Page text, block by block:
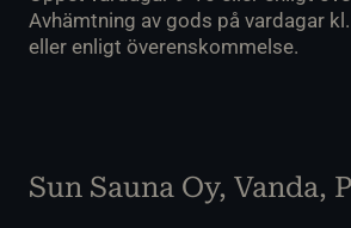
Avhämtning av gods på vardagar
eller enligt överenskommelse.
Sun Sauna Oy, Vanda,